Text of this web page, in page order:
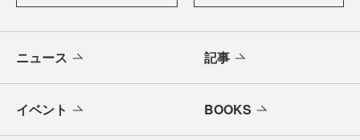
ニュース 記事
イベント BOOKS